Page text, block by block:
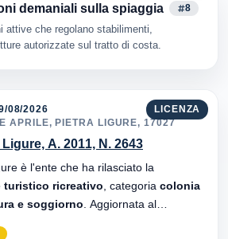
demaniali sulla spiaggia
attive che regolano stabilimenti,
autorizzate sul tratto di costa.
8
LICENZA
08/2026
APRILE, PIETRA LIGURE, 17027
A. 2011, N. 2643
è l'ente che ha rilasciato la
turistico ricreativo , categoria colonia
e soggiorno